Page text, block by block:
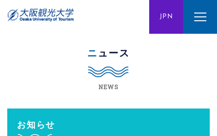
JPN
ENG CHN
ニュース
NEWS
お知らせ